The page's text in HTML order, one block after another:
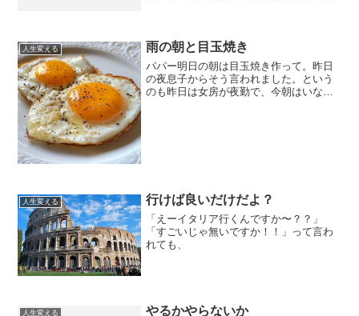
いく悪い癖があるんです。...
人生変える 雨の朝と目玉焼き
パパー明日の朝は目玉焼き作って。昨日
の夜息子からそう言われました。という
のも昨日は女房が夜勤で、今朝はいない
人生変える 行けば良いだけだよ？
「えーイタリア行くんですか〜？？」
「すごいじゃ無いですか！！」って言わ
れても、
人生変える やるかやらないか